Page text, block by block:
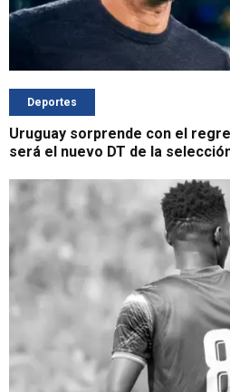
Deportes
Uruguay sorprende con el
será el nuevo DT de la